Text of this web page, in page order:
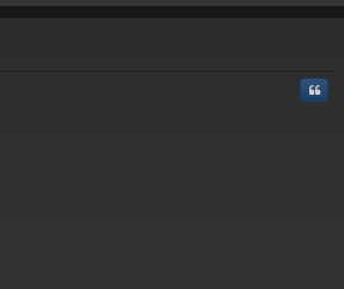
rri
Citar